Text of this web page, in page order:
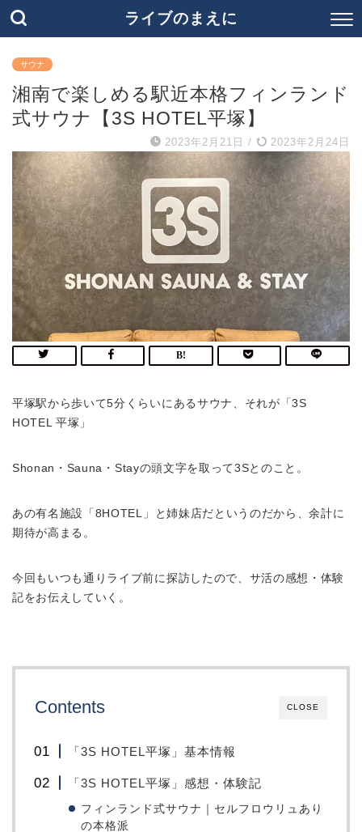
ライブのまえに
サウナ
湘南で楽しめる駅近本格フィンランド
式サウナ【3S HOTEL平塚】
2023年2月21日 / 2023年2月24日
平塚駅から歩いて5分くらいにあるサウナ、それが「3S
HOTEL 平塚」
Shonan・Sauna・Stayの頭文字を取って3Sとのこと。
あの有名施設「8HOTEL」と姉妹店だというのだから、余計に
期待が高まる。
今回もいつも通りライブ前に探訪したので、サ活の感想・体験
記をお伝えしていく。
CLOSE
Contents
「3S HOTEL平塚」基本情報
「3S HOTEL平塚」感想・体験記
フィンランド式サウナ｜セルフロウリュあり
の本格派